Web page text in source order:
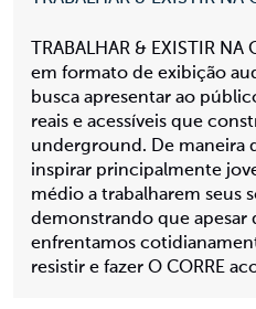
TRABALHAR & EXISTIR
em formato de exibição
busca apresentar ao
reais e acessíveis que
underground. De maneira
inspirar principalmente
médio a trabalharem seus
demonstrando que apesar
enfrentamos
resistir e fazer O CORRE